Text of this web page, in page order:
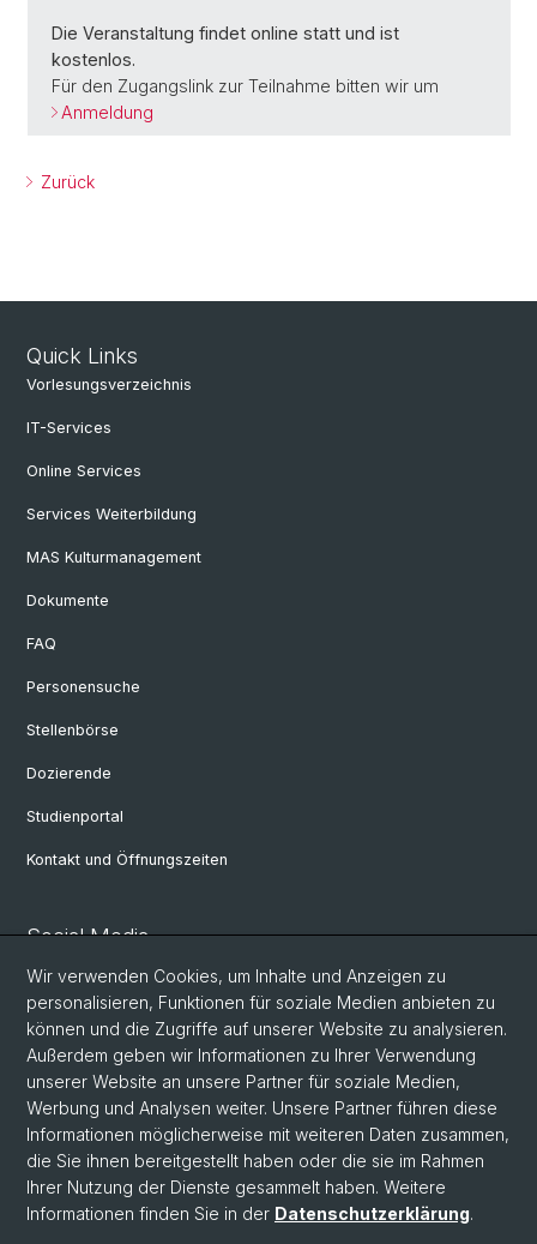
Die Veranstaltung findet online statt und ist
kostenlos.
Für den Zugangslink zur Teilnahme bitten wir um
Anmeldung
Zurück
Quick Links
Vorlesungsverzeichnis
IT-Services
Online Services
Services Weiterbildung
MAS Kulturmanagement
Dokumente
FAQ
Personensuche
Stellenbörse
Dozierende
Studienportal
Kontakt und Öffnungszeiten
Social Media
Facebook
LinkedIn
Instagram
© Universität Basel
Wir verwenden Cookies, um Inhalte und Anzeigen zu
personalisieren, Funktionen für soziale Medien anbieten zu
können und die Zugriffe auf unserer Website zu analysieren.
Außerdem geben wir Informationen zu Ihrer Verwendung
unserer Website an unsere Partner für soziale Medien,
Werbung und Analysen weiter. Unsere Partner führen diese
Informationen möglicherweise mit weiteren Daten zusammen,
die Sie ihnen bereitgestellt haben oder die sie im Rahmen
Ihrer Nutzung der Dienste gesammelt haben. Weitere
Informationen finden Sie in der Datenschutzerklärung.